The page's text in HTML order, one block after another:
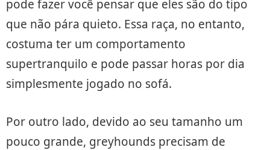
pode fazer você pensar que eles são do tipo
que não pára quieto. Essa raça, no entanto,
costuma ter um comportamento
supertranquilo e pode passar horas por dia
simplesmente jogado no sofá.
Por outro lado, devido ao seu tamanho um
pouco grande, greyhounds precisam de